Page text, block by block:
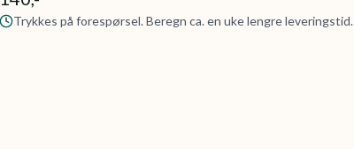
Trykkes på forespørsel. Beregn ca. en uke lengre leveringstid.